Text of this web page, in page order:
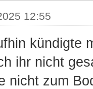
12:55
kündigte
ihr nicht
nicht zum